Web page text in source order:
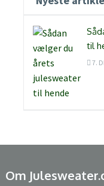
til
7.
Om